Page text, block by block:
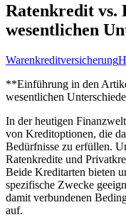
Ratenkredit
wesentlichen
Warenkreditversicherung
**Einführung in den
wesentlichen
In der heutigen
von Kreditoptionen, ⁣die
Bedürfnisse zu erfüllen.
Ratenkredite ​und
Beide Kreditarten bieten
spezifische Zwecke⁢
damit verbundenen
auf.